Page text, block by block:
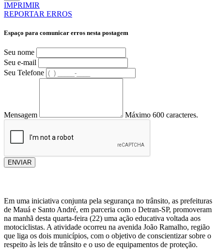
IMPRIMIR
REPORTAR ERROS
Espaço para comunicar erros nesta postagem
Seu nome
Seu e-mail
Seu Telefone
Mensagem Máximo 600 caracteres.
ENVIAR
Em uma iniciativa conjunta pela segurança no trânsito, as prefeituras
de Mauá e Santo André, em parceria com o Detran-SP, promoveram
na manhã desta quarta-feira (22) uma ação educativa voltada aos
motociclistas. A atividade ocorreu na avenida João Ramalho, região
que liga os dois municípios, com o objetivo de conscientizar sobre o
respeito às leis de trânsito e o uso de equipamentos de proteção.